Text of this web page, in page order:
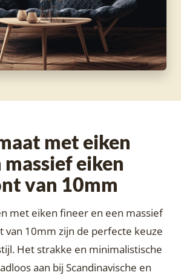
met eiken
eiken
van 10mm
met eiken fineer en een massief
van 10mm zijn de perfecte keuze
Het strakke en minimalistische
aan bij Scandinavische en